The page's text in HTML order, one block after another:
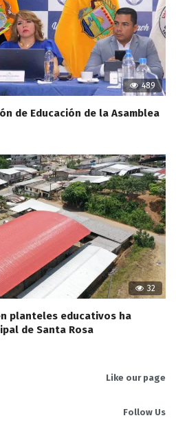
489
de Educación de la Asamblea
32
planteles educativos ha
de Santa Rosa
Like our page
Follow Us